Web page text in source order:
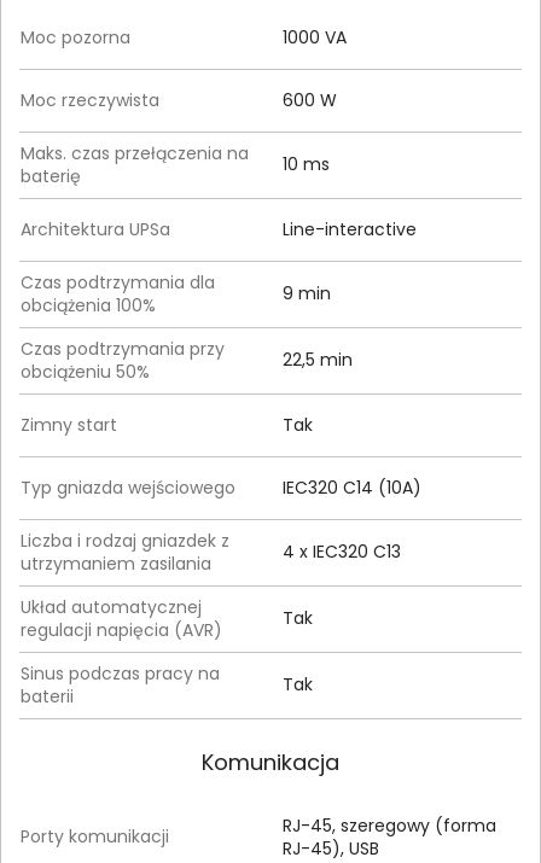
Moc pozorna 1000 VA
Moc rzeczywista 600 W
Maks. czas przełączenia na
baterię
10 ms
Architektura UPSa Line-interactive
Czas podtrzymania dla
obciążenia 100%
9 min
Czas podtrzymania przy
obciążeniu 50%
22,5 min
Zimny start Tak
Typ gniazda wejściowego IEC320 C14 (10A)
Liczba i rodzaj gniazdek z
utrzymaniem zasilania
4 x IEC320 C13
Układ automatycznej
regulacji napięcia (AVR)
Tak
Sinus podczas pracy na
baterii
Tak
Komunikacja
Porty komunikacji
RJ-45, szeregowy (forma
RJ-45), USB